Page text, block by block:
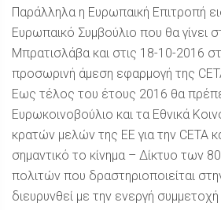
Παράλληλα η Ευρωπαική Επιτροπή
Ευρωπαικό Συμβούλιο που θα γίνει
Μπρατισλάβα και στις 18-10-2016
προσωρινή άμεση εφαρμογή της
Εως τέλος του έτους 2016 θα
Ευρωκοινοβούλιο και τα Εθνικά
κρατών μελών της ΕΕ για την CETA
σημαντικό το κίνημα – Δίκτυο των
πολιτών που δραστηριοποιείται
διευρυνθεί με την ενεργή